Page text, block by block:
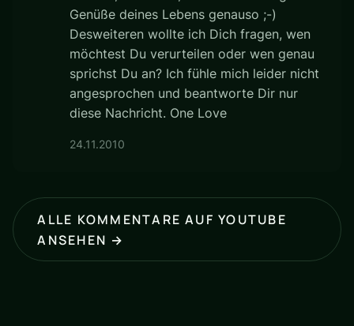
Genüße deines Lebens genauso ;-)
Desweiteren wollte ich Dich fragen, wen
möchtest Du verurteilen oder wen genau
sprichst Du an? Ich fühle mich leider nicht
angesprochen und beantworte Dir nur
diese Nachricht. One Love
24.11.2010
ALLE KOMMENTARE AUF YOUTUBE
ANSEHEN →